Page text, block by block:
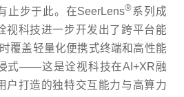
止步于此。在SeerLens®系列成
视科技进一步开发出了跨平台能
覆盖轻量化便携式终端和高性能
式——这是诠视科技在AI+XR融
户打造的独特交互能力与高算力